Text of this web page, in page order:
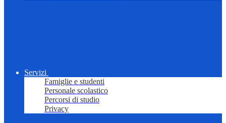
Servizi
Famiglie e studenti
Personale scolastico
Percorsi di studio
Privacy